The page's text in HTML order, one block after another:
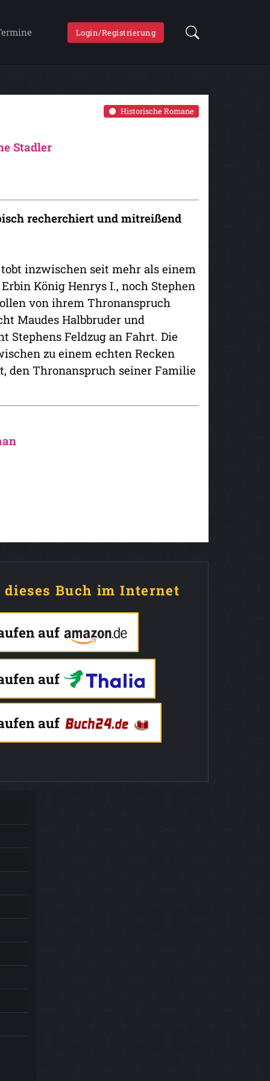
Login/Registrierung
Historische Romane
Stadler
recherchiert und mitreißend
inzwischen seit mehr als einem
König Henrys I., noch Stephen
von ihrem Thronanspruch
Maudes Halbbruder und
Feldzug an Fahrt. Die
zu einem echten Recken
den Thronanspruch seiner Familie
dieses Buch im Internet
auf
auf
auf